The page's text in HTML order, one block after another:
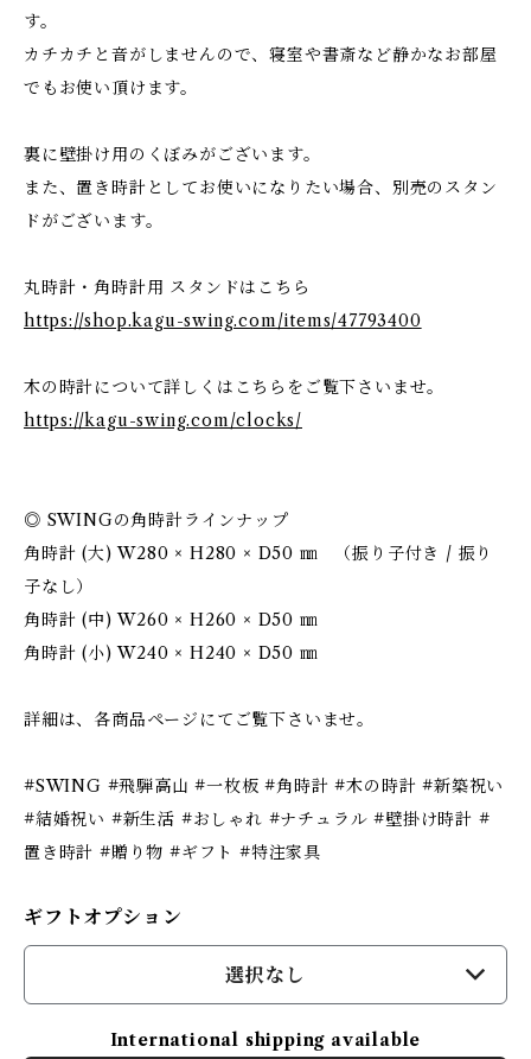
す。
カチカチと音がしませんので、寝室や書斎など静かなお部屋
でもお使い頂けます。
裏に壁掛け用のくぼみがございます。
また、置き時計としてお使いになりたい場合、別売のスタン
ドがございます。
丸時計・角時計用 スタンドはこちら
https://shop.kagu-swing.com/items/47793400
木の時計について詳しくはこちらをご覧下さいませ。
https://kagu-swing.com/clocks/
◎ SWINGの角時計ラインナップ
角時計 (大) W280 × H280 × D50 ㎜ （振り子付き / 振り
子なし）
角時計 (中) W260 × H260 × D50 ㎜
角時計 (小) W240 × H240 × D50 ㎜
詳細は、各商品ページにてご覧下さいませ。
#SWING #飛騨高山 #一枚板 #角時計 #木の時計 #新築祝い
#結婚祝い #新生活 #おしゃれ #ナチュラル #壁掛け時計 #
置き時計 #贈り物 #ギフト #特注家具
ギフトオプション
選択なし
International shipping available